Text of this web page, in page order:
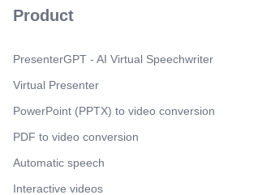
Product
PresenterGPT - AI Virtual Speechwriter
Virtual Presenter
PowerPoint (PPTX) to video conversion
PDF to video conversion
Automatic speech
Interactive videos